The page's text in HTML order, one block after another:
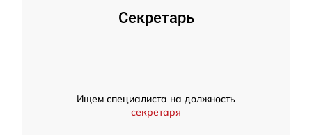
Секретарь
Ищем специалиста на должность
секретаря